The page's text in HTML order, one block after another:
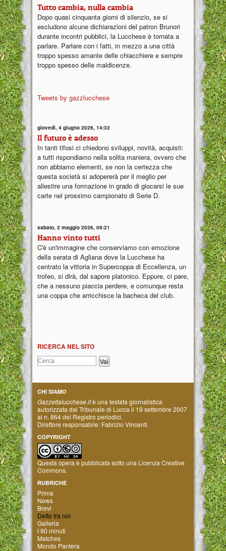
Tutto cambia, nulla cambia
Dopo quasi cinquanta giorni di silenzio, se si
escludono alcune dichiarazioni del patron Brunori
durante incontri pubblici, la Lucchese è tornata a
parlare. Parlare con i fatti, in mezzo a una città
troppo spesso amante delle chiacchiere e sempre
troppo spesso delle maldicenze.
Tweets by gazzlucchese
giovedì, 4 giugno 2026, 14:32
Il futuro è adesso
In tanti tifosi ci chiedono sviluppi, novità, acquisti:
a tutti rispondiamo nella solita maniera, ovvero che
non abbiamo elementi, se non la certezza che
questa società si adopererà per il meglio per
allestire una formazione in grado di giocarsi le sue
carte nel prossimo campionato di Serie D.
sabato, 2 maggio 2026, 09:21
Hanno vinto tutti
C'è un'immagine che conserviamo con emozione
della serata di Agliana dove la Lucchese ha
centrato la vittoria in Supercoppa di Eccellenza, un
trofeo, si dirà, dal sapore platonico. Eppure, ci pare,
che a nessuno piaccia perdere, e comunque resta
una coppa che arricchisce la bacheca del club.
RICERCA NEL SITO
CHI SIAMO
Gazzettalucchese.itè una testata giornalistica
autorizzata dal Tribunale di Lucca il 19 settembre 2007
al n. 864 del Registro periodici.
Direttore responsabile: Fabrizio Vincenti.
COPYRIGHT
Questa opera è pubblicata sotto una Licenza Creative
Commons.
RUBRICHE
Prima
News
Brevi
Detto tra noi
Galleria
I 90 minuti
Matches
Mondo Pantera